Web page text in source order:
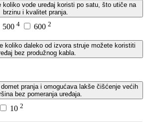
koliko vode uređaj koristi po satu, što utiče na
brzinu i kvalitet pranja.
500 4 600 2
koliko daleko od izvora struje možete koristiti
bez produžnog kabla.
pranja i omogućava lakše čišćenje većih
bez pomeranja uređaja.
10 2